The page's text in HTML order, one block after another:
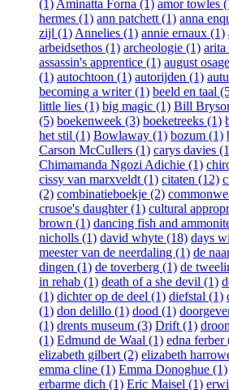
(1) Aminatta Forna (1) amor towles
hermes (1) ann patchett (1) anna
zijl (1) Annelies (1) annie ernaux (1)
arbeidsethos (1) archeologie (1) arita
assassin's apprentice (1) august
(1) autochtoon (1) autorijden (1)
becoming a writer (1) beeld en taal
little lies (1) big magic (1) Bill
(5) boekenweek (3) boeketreeks (1)
het stil (1) Bowlaway (1) bozum (1)
Carson McCullers (1) carys davies
Chimamanda Ngozi Adichie (1)
cissy van marxveldt (1) citaten (12)
(2) combinatieboekje (2)
crusoe's daughter (1) cultural
brown (1) dancing fish and
nicholls (1) david whyte (18) days
meester van de neerdaling (1) de
dingen (1) de toverberg (1) de
in rehab (1) death of a she devil (1)
(1) dichter op de deel (1) diefstal (1)
(1) don delillo (1) dood (1)
(1) drents museum (3) Drift (1)
(1) Edmund de Waal (1) edna ferber
elizabeth gilbert (2) elizabeth
emma cline (1) Emma Donoghue (1)
erbarme dich (1) Eric Maisel (1)